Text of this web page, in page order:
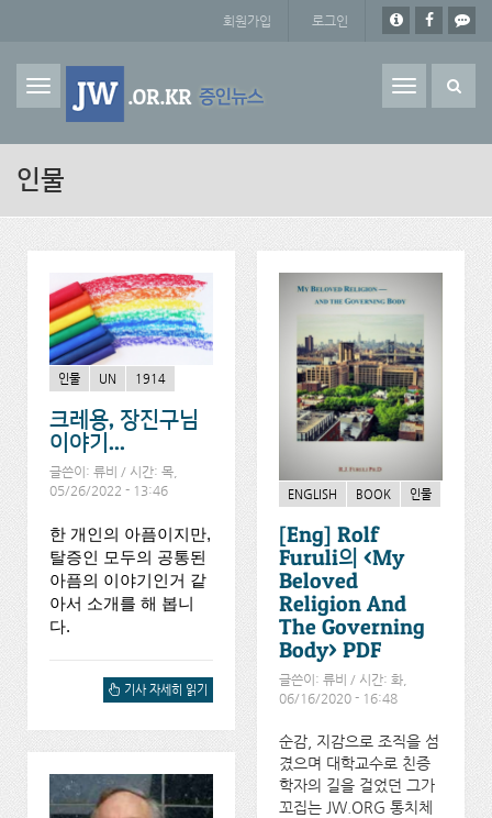
회원가입 로그인
Toggle
navigation
인물
인물 UN 1914
크레용, 장진구님
이야기...
글쓴이: 류비 / 시간: 목,
05/26/2022 - 13:46
한 개인의 아픔이지만,
탈증인 모두의 공통된
아픔의 이야기인거 같
아서 소개를 해 봅니
다.
크레용, 장진구님 이야기...
에 대해서
기사 자세히 읽기
ENGLISH BOOK 인물
[Eng] Rolf
Furuli의 <My
Beloved
Religion And
The Governing
Body> PDF
글쓴이: 류비 / 시간: 화,
06/16/2020 - 16:48
순감, 지감으로 조직을 섬
겼으며 대학교수로 친증
학자의 길을 걸었던 그가
꼬집는 JW.ORG 통치체